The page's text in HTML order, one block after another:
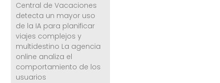
Central de Vacaciones
detecta un mayor uso
de la IA para planificar
viajes complejos y
multidestino La agencia
online analiza el
comportamiento de los
usuarios